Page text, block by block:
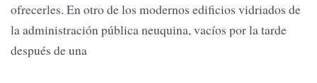
ofrecerles. En otro de los modernos edificios vidriados de
la administración pública neuquina, vacíos por la tarde
después de una